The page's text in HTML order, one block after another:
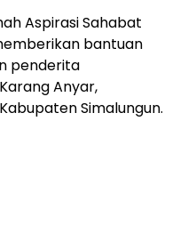
Aspirasi Sahabat
bantuan
penderita
Anyar,
Simalungun.